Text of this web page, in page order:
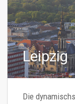
Leipzig
Die